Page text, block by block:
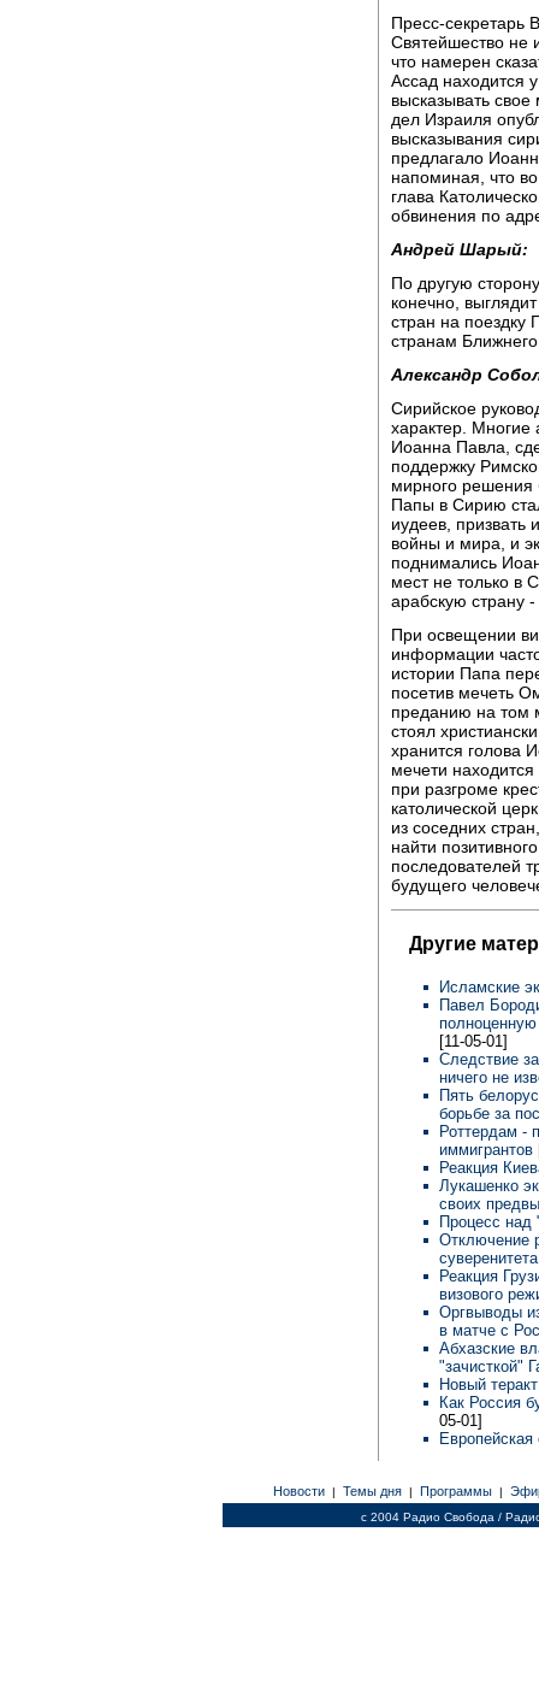
Пресс-секретарь
Святейшество не
что намерен
Ассад находится
высказывать
дел Израиля
высказывания
предлагало
напоминая, что
глава
обвинения по
Андрей Шарый:
По другую
конечно,
стран на поездку
странам
Александр
Сирийское
характер. Многие
Иоанна Павла,
поддержку
мирного решения
Папы в Сирию
иудеев,
войны и мира, и
поднимались
мест не только в
арабскую страну
При освещении
информации
истории Папа
посетив мечеть
преданию на том
стоял
хранится голова
мечети
при разгроме
католической
из соседних
найти
последователей
будущего
Другие
Исламские
Павел
[11-05-01]
Следствие
ничего не
Пять
борьбе за
Роттердам -
иммигрантов
Реакция
Лукашенко
своих
Процесс
Отключение
Реакция
визового
Оргвыводы
в матче с
Абхазские
"зачисткой"
Новый
Как Россия
05-01]
Новости | Темы дня | Программы |
c 2004 Радио Свобода /